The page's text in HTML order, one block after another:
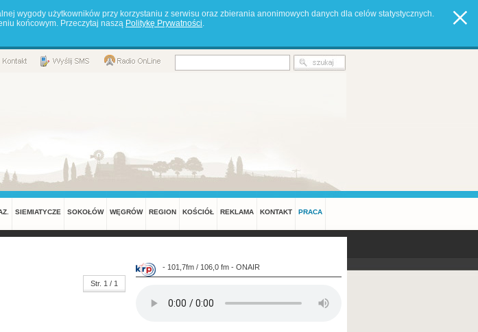
wygody użytkowników przy korzystaniu z serwisu oraz zbierania anonimowych danych dla celów statystycznych.
końcowym. Przeczytaj naszą Politykę Prywatności.
SIEMIATYCZE SOKOŁÓW WĘGRÓW REGION KOŚCIÓŁ REKLAMA KONTAKT PRACA
Str. 1 / 1
- 101,7fm / 106,0 fm - ONAIR